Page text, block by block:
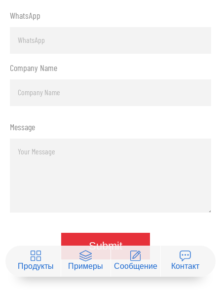
WhatsApp
Company Name
Message
Продукты Примеры Сообщение Контакт